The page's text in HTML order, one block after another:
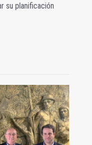
su planificación